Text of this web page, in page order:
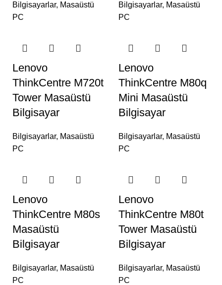
Bilgisayarlar, Masaüstü
PC
Bilgisayarlar, Masaüstü
PC
Lenovo
ThinkCentre M720t
Tower Masaüstü
Bilgisayar
Bilgisayarlar, Masaüstü
PC
Lenovo
ThinkCentre M80q
Mini Masaüstü
Bilgisayar
Bilgisayarlar, Masaüstü
PC
Lenovo
ThinkCentre M80s
Masaüstü
Bilgisayar
Bilgisayarlar, Masaüstü
PC
Lenovo
ThinkCentre M80t
Tower Masaüstü
Bilgisayar
Bilgisayarlar, Masaüstü
PC